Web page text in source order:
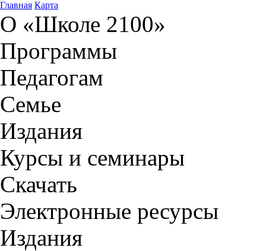
Главная Карта
О «Школе 2100»
Программы
Педагогам
Семье
Издания
Курсы и семинары
Скачать
Электронные ресурсы
Издания